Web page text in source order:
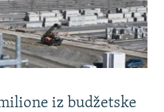
iz budžetske